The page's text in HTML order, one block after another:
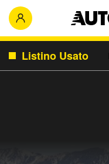
Listino Usato